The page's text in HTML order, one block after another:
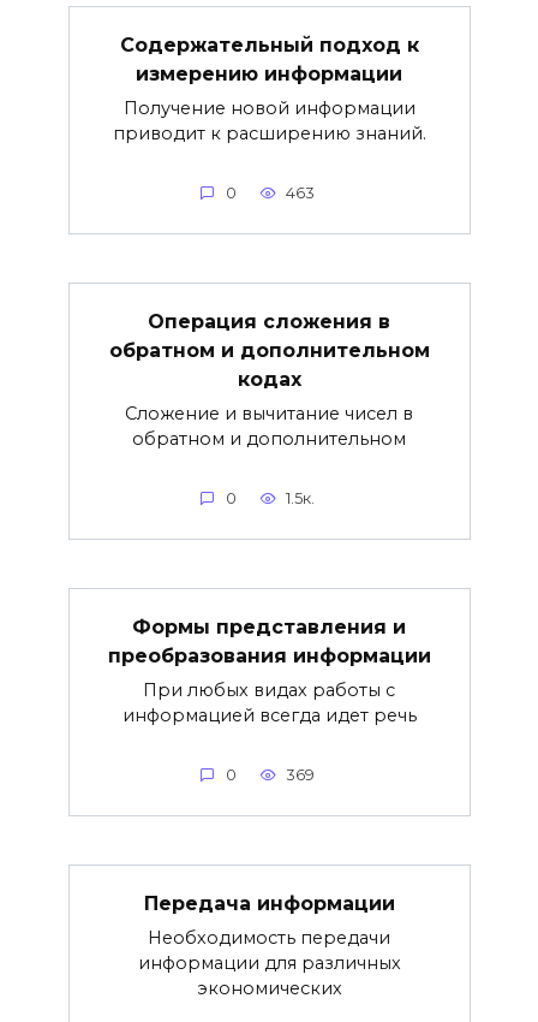
Содержательный подход к
измерению информации
Получение новой информации
приводит к расширению знаний.
0 463
Операция сложения в
обратном и дополнительном
кодах
Сложение и вычитание чисел в
обратном и дополнительном
0 1.5к.
Формы представления и
преобразования информации
При любых видах работы с
информацией всегда идет речь
0 369
Передача информации
Необходимость передачи
информации для различных
экономиче­ских